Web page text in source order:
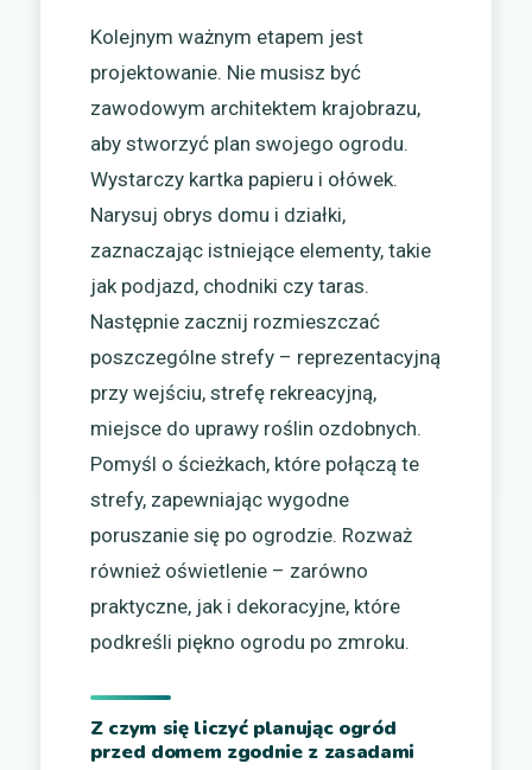
Kolejnym ważnym etapem jest
projektowanie. Nie musisz być
zawodowym architektem krajobrazu,
aby stworzyć plan swojego ogrodu.
Wystarczy kartka papieru i ołówek.
Narysuj obrys domu i działki,
zaznaczając istniejące elementy, takie
jak podjazd, chodniki czy taras.
Następnie zacznij rozmieszczać
poszczególne strefy – reprezentacyjną
przy wejściu, strefę rekreacyjną,
miejsce do uprawy roślin ozdobnych.
Pomyśl o ścieżkach, które połączą te
strefy, zapewniając wygodne
poruszanie się po ogrodzie. Rozważ
również oświetlenie – zarówno
praktyczne, jak i dekoracyjne, które
podkreśli piękno ogrodu po zmroku.
Z czym się liczyć planując ogród
przed domem zgodnie z zasadami